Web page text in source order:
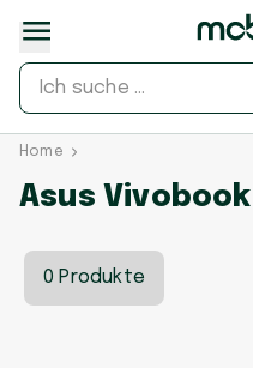
Home
Asus Vivobook
0 Produkte